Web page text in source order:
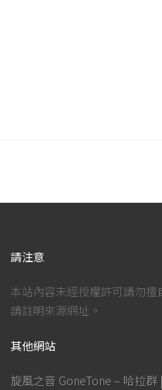
請注意
本站內容未經授權許可請勿
請註明來源網址。
其他網站
旋風之音 GoneTone – 哈拉